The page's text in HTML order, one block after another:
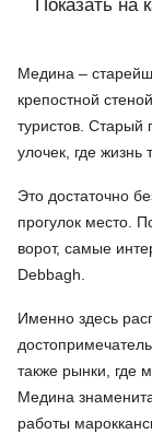
Показать на
Медина –
крепостной
туристов. Старый
улочек, где жизнь
Это достаточно
прогулок место.
ворот, самые
Debbagh.
Именно здесь
также рынки, где
Медина
работы